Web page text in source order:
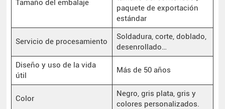
Tamaño del embalaje
paquete de exportación
estándar
Servicio de procesamiento
Soldadura, corte, doblado,
desenrollado…
Diseño y uso de la vida
útil
Más de 50 años
Color
Negro, gris plata, gris y
colores personalizados.